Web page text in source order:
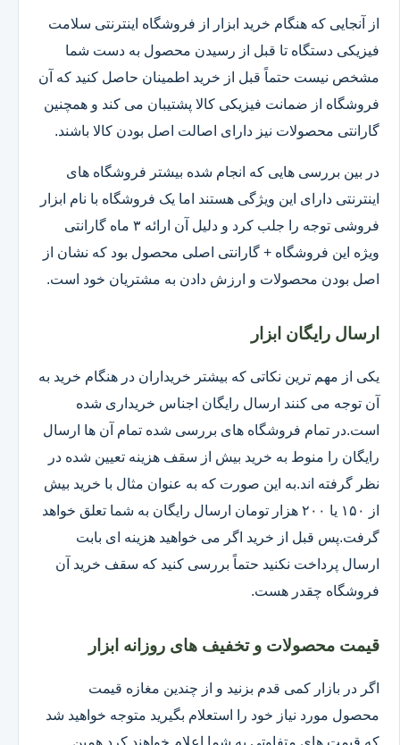
از آنجایی که هنگام خرید ابزار از فروشگاه اینترنتی سلامت
فیزیکی دستگاه تا قبل از رسیدن محصول به دست شما
مشخص نیست حتماً قبل از خرید اطمینان حاصل کنید که آن
فروشگاه از ضمانت فیزیکی کالا پشتیبان می کند و همچنین
گارانتی محصولات نیز دارای اصالت اصل بودن کالا باشند.
در بین بررسی هایی که انجام شده بیشتر فروشگاه های
اینترنتی دارای این ویژگی هستند اما یک فروشگاه با نام ابزار
فروشی توجه را جلب کرد و دلیل آن ارائه ۳ ماه گارانتی
ویژه این فروشگاه + گارانتی اصلی محصول بود که نشان از
اصل بودن محصولات و ارزش دادن به مشتریان خود است.
ارسال رایگان ابزار
یکی از مهم ترین نکاتی که بیشتر خریداران در هنگام خرید به
آن توجه می کنند ارسال رایگان اجناس خریداری شده
است.در تمام فروشگاه های بررسی شده تمام آن ها ارسال
رایگان را منوط به خرید بیش از سقف هزینه تعیین شده در
نظر گرفته اند.به این صورت که به عنوان مثال با خرید بیش
از ۱۵۰ یا ۲۰۰ هزار تومان ارسال رایگان به شما تعلق خواهد
گرفت.پس قبل از خرید اگر می خواهید هزینه ای بابت
ارسال پرداخت نکنید حتماً بررسی کنید که سقف خرید آن
فروشگاه چقدر هست.
قیمت محصولات و تخفیف های روزانه ابزار
اگر در بازار کمی قدم بزنید و از چندین مغازه قیمت
محصول مورد نیاز خود را استعلام بگیرید متوجه خواهید شد
که قیمت های متفاوتی به شما اعلام خواهند کرد همین